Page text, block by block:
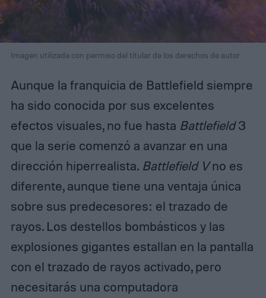
Imagen utilizada con permiso del titular de los derechos de autor
Aunque la franquicia de Battlefield siempre
ha sido conocida por sus excelentes
efectos visuales, no fue hasta Battlefield3
que la serie comenzó a avanzar en una
dirección hiperrealista.Battlefield Vno es
diferente, aunque tiene una ventaja única
sobre sus predecesores: el trazado de
rayos. Los destellos bombásticos y las
explosiones gigantes estallan en la pantalla
con el trazado de rayos activado, pero
necesitarás una computadora